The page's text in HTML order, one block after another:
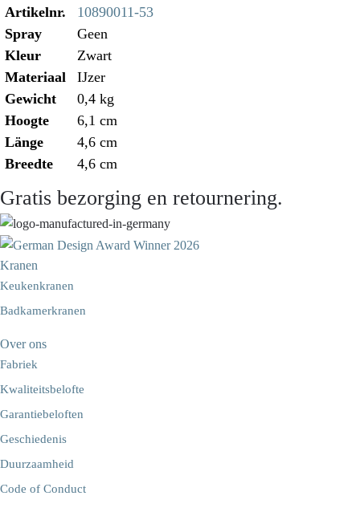
Artikelnr.
10890011-53
Spray
Geen
Kleur
Zwart
Materiaal
IJzer
Gewicht
0,4 kg
Hoogte
6,1 cm
Länge
4,6 cm
Breedte
4,6 cm
Gratis bezorging en retournering.
Kranen
Keukenkranen
Badkamerkranen
Over ons
Fabriek
Kwaliteitsbelofte
Garantiebeloften
Geschiedenis
Duurzaamheid
Code of Conduct